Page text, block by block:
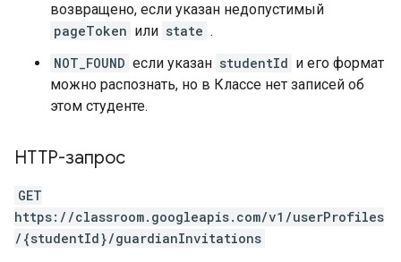
возвращено, если указан недопустимый
pageToken или state .
NOT_FOUND если указан studentId и его формат
можно распознать, но в Классе нет записей об
этом студенте.
HTTP-запрос
GET
https://classroom.googleapis.com/v1/userProfiles
/{studentId}/guardianInvitations